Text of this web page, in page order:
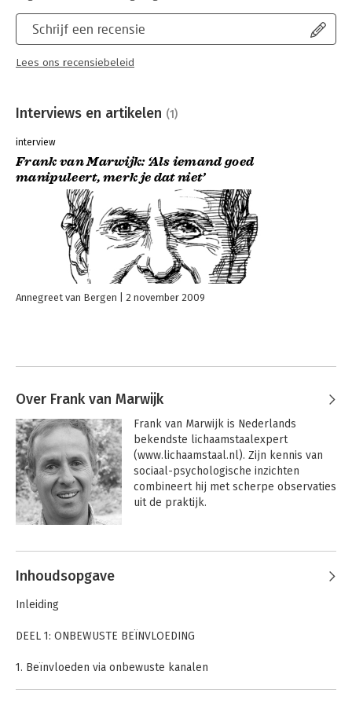
Schrijf een recensie
Lees ons recensiebeleid
Interviews en artikelen (1)
interview
Frank van Marwijk: ‘Als iemand goed
manipuleert, merk je dat niet’
Annegreet van Bergen 2 november 2009
Over Frank van Marwijk
Frank van Marwijk is Nederlands
bekendste lichaamstaalexpert
(www.lichaamstaal.nl). Zijn kennis van
sociaal-psychologische inzichten
combineert hij met scherpe observaties
uit de praktijk.
Andere boeken door Frank van
Marwijk
Inhoudsopgave
Inleiding
DEEL 1: ONBEWUSTE BEÏNVLOEDING
1. Beïnvloeden via onbewuste kanalen